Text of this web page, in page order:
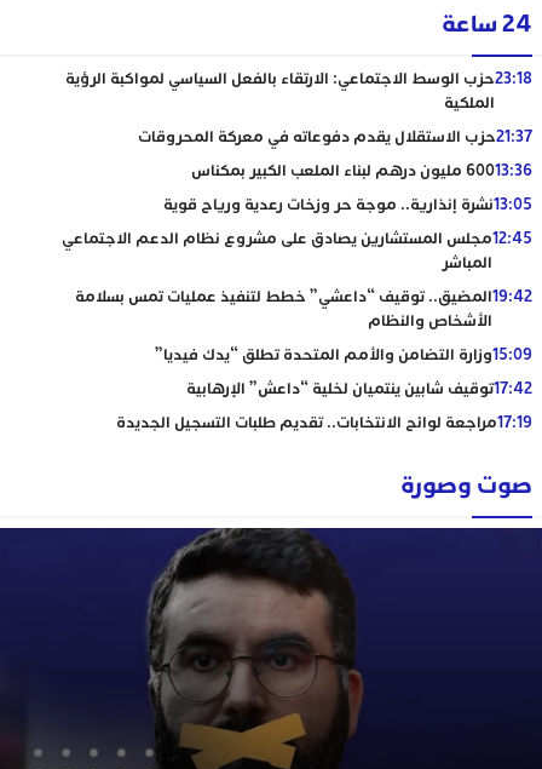
24 ساعة
23:18حزب الوسط الاجتماعي: الارتقاء بالفعل السياسي لمواكبة الرؤية
الملكية
21:37حزب الاستقلال يقدم دفوعاته في معركة المحروقات
13:36600 مليون درهم لبناء الملعب الكبير بمكناس
13:05نشرة إنذارية.. موجة حر وزخات رعدية ورياح قوية
12:45مجلس المستشارين يصادق على مشروع نظام الدعم الاجتماعي
المباشر
19:42المضيق.. توقيف “داعشي” خطط لتنفيذ عمليات تمس بسلامة
الأشخاص والنظام
15:09وزارة التضامن والأمم المتحدة تطلق “يدك فيديا”
17:42توقيف شابين ينتميان لخلية “داعش” الإرهابية
17:19مراجعة لوائح الانتخابات.. تقديم طلبات التسجيل الجديدة
صوت وصورة